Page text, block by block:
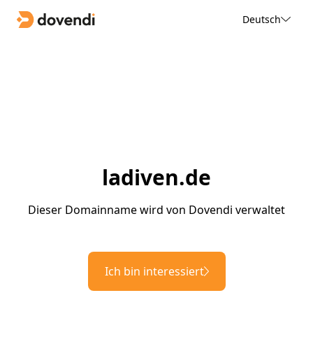
Deutsch
ladiven.de
Dieser Domainname wird von Dovendi verwaltet
Ich bin interessiert